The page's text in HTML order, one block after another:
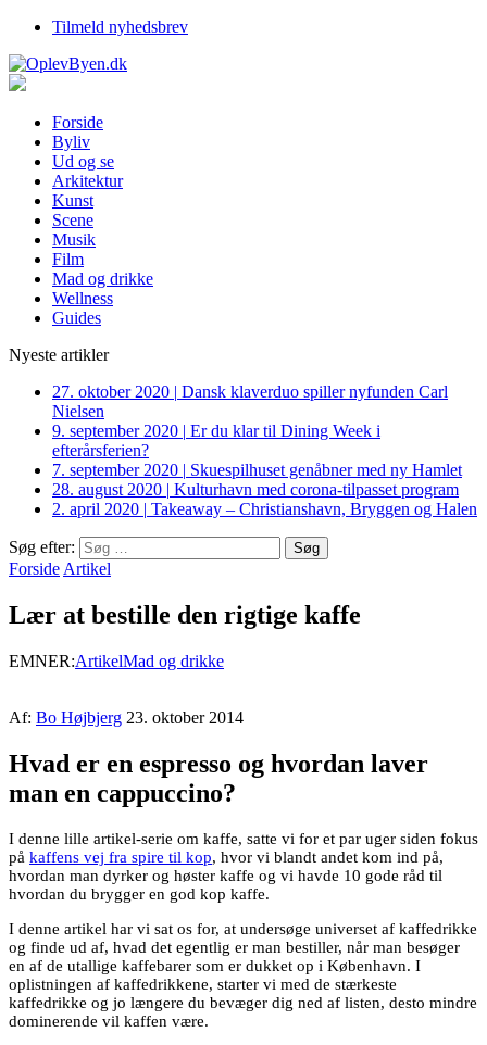
Tilmeld nyhedsbrev
Forside
Byliv
Ud og se
Arkitektur
Kunst
Scene
Musik
Film
Mad og drikke
Wellness
Guides
Nyeste artikler
27. oktober 2020 | Dansk klaverduo spiller nyfunden Carl
Nielsen
9. september 2020 | Er du klar til Dining Week i
efterårsferien?
7. september 2020 | Skuespilhuset genåbner med ny Hamlet
28. august 2020 | Kulturhavn med corona-tilpasset program
2. april 2020 | Takeaway – Christianshavn, Bryggen og Halen
Søg efter:
Forside Artikel
Lær at bestille den rigtige kaffe
EMNER:ArtikelMad og drikke
Af: Bo Højbjerg 23. oktober 2014
Hvad er en espresso og hvordan laver
man en cappuccino?
I denne lille artikel-serie om kaffe, satte vi for et par uger siden fokus
på kaffens vej fra spire til kop, hvor vi blandt andet kom ind på,
hvordan man dyrker og høster kaffe og vi havde 10 gode råd til
hvordan du brygger en god kop kaffe.
I denne artikel har vi sat os for, at undersøge universet af kaffedrikke
og finde ud af, hvad det egentlig er man bestiller, når man besøger
en af de utallige kaffebarer som er dukket op i København. I
oplistningen af kaffedrikkene, starter vi med de stærkeste
kaffedrikke og jo længere du bevæger dig ned af listen, desto mindre
dominerende vil kaffen være.